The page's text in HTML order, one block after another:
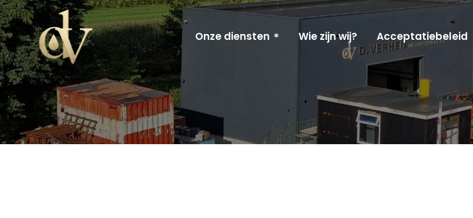
Onze diensten Wie zijn wij? Acceptatiebeleid